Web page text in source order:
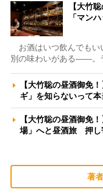
【大竹
「マン
お酒はいつ飲んでもい
別の味わいがある――。
【大竹聡の昼酒御免
ギ」を知らないって
【大竹聡の昼酒御免
場」へと昼酒旅 押
著